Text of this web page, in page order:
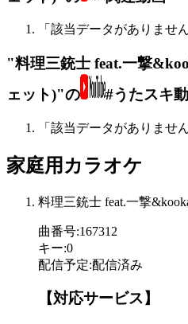
「該当データがありません
"料理三銃士 feat.一撃
ェット)"の
#うたスキ
「該当データがありません
家庭用カラオケ
料理三銃士 feat.一撃
曲番号:167312
キー:0
配信予定:配信済み
【対応サービス】